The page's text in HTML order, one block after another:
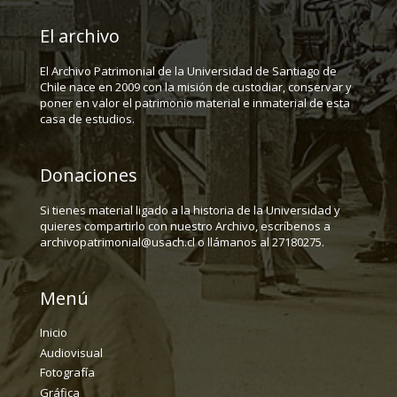
El archivo
El Archivo Patrimonial de la Universidad de Santiago de
Chile nace en 2009 con la misión de custodiar, conservar y
poner en valor el patrimonio material e inmaterial de esta
casa de estudios.
Donaciones
Si tienes material ligado a la historia de la Universidad y
quieres compartirlo con nuestro Archivo, escríbenos a
archivopatrimonial@usach.cl o llámanos al 27180275.
Menú
Inicio
Audiovisual
Fotografía
Gráfica